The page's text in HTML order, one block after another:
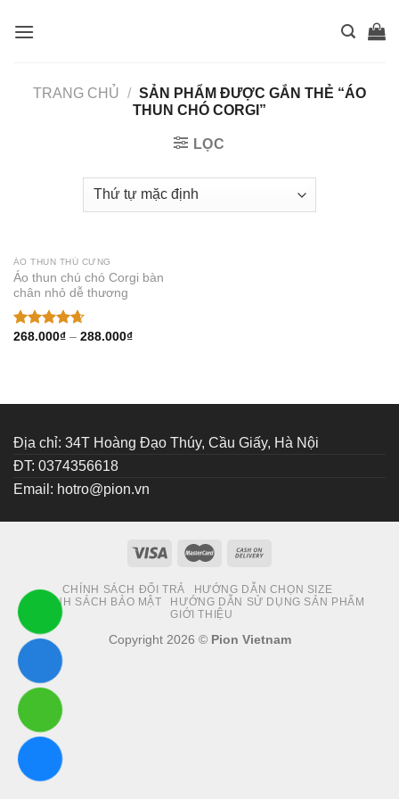
TRANG CHỦ / SẢN PHẨM ĐƯỢC GẮN THẺ “ÁO
THUN CHÓ CORGI”
LỌC
ÁO THUN THÚ CƯNG
Áo thun chú chó Corgi bàn
chân nhỏ dễ thương
Được xếp
268.000₫– 288.000₫
Địa chỉ: 34T Hoàng Đạo Thúy, Cầu Giấy, Hà Nội
ĐT: 0374356618
Email: hotro@pion.vn
CHÍNH SÁCH ĐỔI TRẢ
HƯỚNG DẪN CHỌN SIZE
CHÍNH SÁCH BẢO MẬT
HƯỚNG DẪN SỬ DỤNG SẢN PHẨM
GIỚI THIỆU
Copyright 2026 © Pion Vietnam